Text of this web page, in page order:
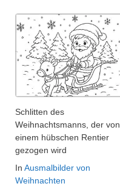
Schlitten des
Weihnachtsmanns, der von
einem hübschen Rentier
gezogen wird
In Ausmalbilder von
Weihnachten